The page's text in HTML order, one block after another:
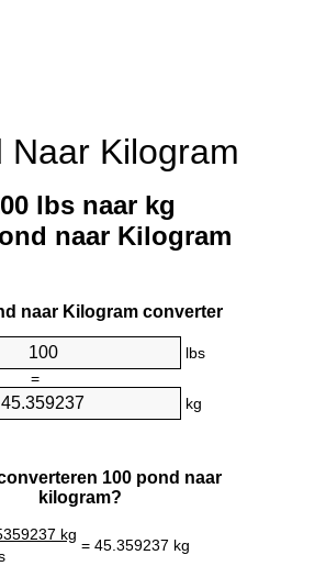
Naar Kilogram
lbs naar kg
naar Kilogram
naar Kilogram converter
lbs
=
kg
100 pond naar
kilogram?
kg
= 45.359237 kg